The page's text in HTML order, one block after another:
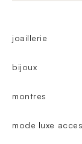
joaillerie
bijoux
montres
mode luxe